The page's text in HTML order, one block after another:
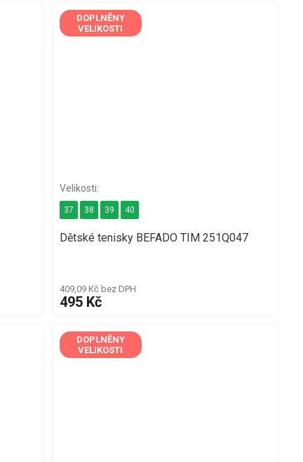
DOPLNĚNY
VELIKOSTI
Dětské tenisky BEFADO TIM 251Q047
409,09 Kč bez DPH
495 Kč
37 38 39 40
DOPLNĚNY
VELIKOSTI